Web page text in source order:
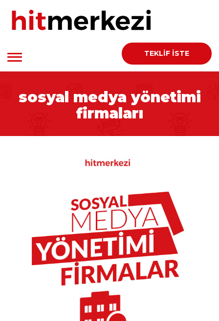
TEKLİF İSTE
sosyal medya yönetimi
firmaları